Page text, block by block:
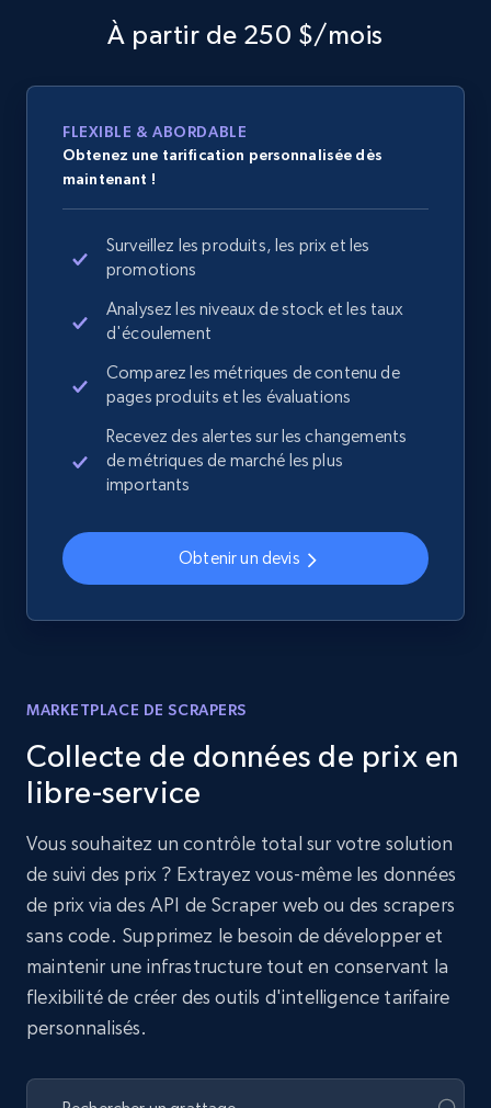
À partir de 250 $/mois
FLEXIBLE & ABORDABLE
Obtenez une tarification personnalisée dès
maintenant !
Surveillez les produits, les prix et les
promotions
Analysez les niveaux de stock et les taux
d'écoulement
Comparez les métriques de contenu de
pages produits et les évaluations
Recevez des alertes sur les changements
de métriques de marché les plus
importants
Obtenir un devis
MARKETPLACE DE SCRAPERS
Collecte de données de prix en
libre-service
Vous souhaitez un contrôle total sur votre solution
de suivi des prix ? Extrayez vous-même les données
de prix via des API de Scraper web ou des scrapers
sans code. Supprimez le besoin de développer et
maintenir une infrastructure tout en conservant la
flexibilité de créer des outils d'intelligence tarifaire
personnalisés.